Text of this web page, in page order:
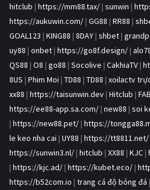
hitclub | https://mm88.tax/ | sunwin |
https://aukuwin.com/ | GG88 | RR88 |
GOAL123 | KING88 | 8DAY | shbet |
uy88 | onbet | https://go8f.design/ |
QS88 | O8 | go88 | Socolive | CakhiaTV |
8US | Phim Moi | TD88 | TD88 | xoilactv
xx88 | https://taisunwin.dev | Hitclub |
https://ee88-app.sa.com/ | new88 | soi
| https://new88.pet/ | https://
le keo nha cai | UY88 | https://tt8811.net/
https://sunwin3.nl/ | hitclub | XX88 | KJC |
| https://kjc.ad/ | https://kubet.eco/ |
https://b52com.io | trang cá độ bóng đá |